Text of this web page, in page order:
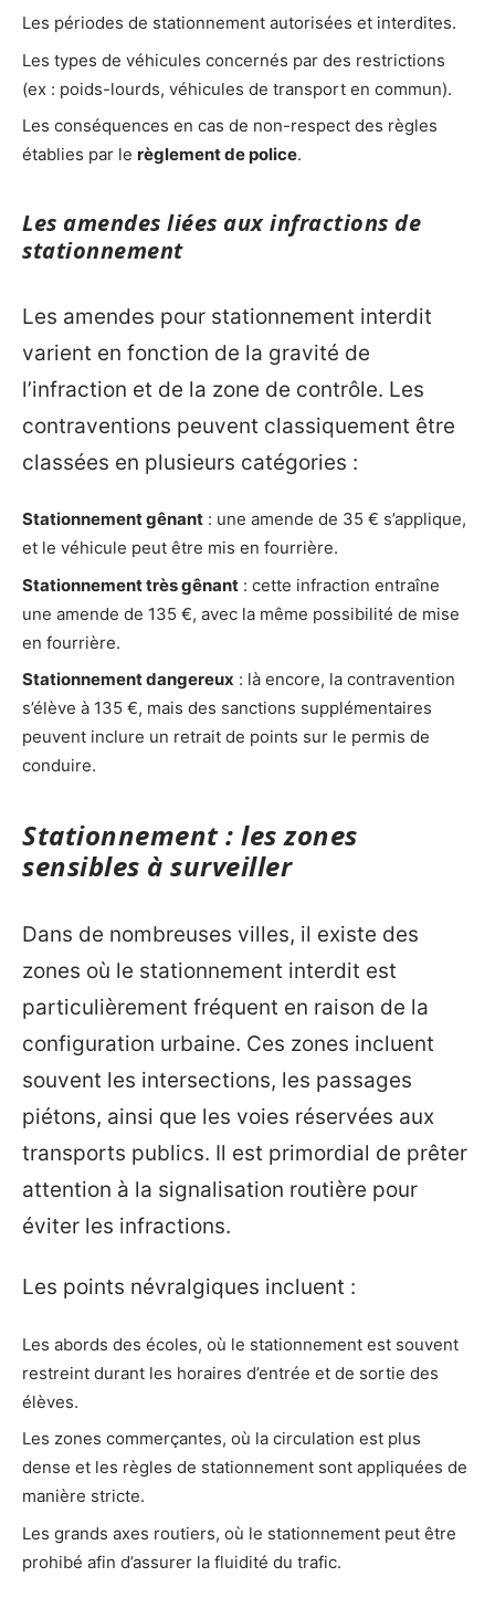
Les périodes de stationnement autorisées et interdites.
Les types de véhicules concernés par des restrictions
(ex : poids-lourds, véhicules de transport en commun).
Les conséquences en cas de non-respect des règles
établies par le règlement de police.
Les amendes liées aux infractions de
stationnement
Les amendes pour stationnement interdit
varient en fonction de la gravité de
l’infraction et de la zone de contrôle. Les
contraventions peuvent classiquement être
classées en plusieurs catégories :
Stationnement gênant : une amende de 35 € s’applique,
et le véhicule peut être mis en fourrière.
Stationnement très gênant : cette infraction entraîne
une amende de 135 €, avec la même possibilité de mise
en fourrière.
Stationnement dangereux : là encore, la contravention
s’élève à 135 €, mais des sanctions supplémentaires
peuvent inclure un retrait de points sur le permis de
conduire.
Stationnement : les zones
sensibles à surveiller
Dans de nombreuses villes, il existe des
zones où le stationnement interdit est
particulièrement fréquent en raison de la
configuration urbaine. Ces zones incluent
souvent les intersections, les passages
piétons, ainsi que les voies réservées aux
transports publics. Il est primordial de prêter
attention à la signalisation routière pour
éviter les infractions.
Les points névralgiques incluent :
Les abords des écoles, où le stationnement est souvent
restreint durant les horaires d’entrée et de sortie des
élèves.
Les zones commerçantes, où la circulation est plus
dense et les règles de stationnement sont appliquées de
manière stricte.
Les grands axes routiers, où le stationnement peut être
prohibé afin d’assurer la fluidité du trafic.